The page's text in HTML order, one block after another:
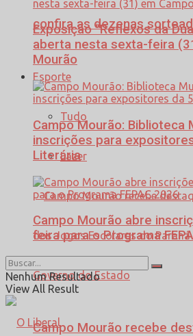
confira as dezenas
Esporte
Tudo
Lazer
Campo Mourão recebe
Exposição “Reflexos da
aberta nesta sexta-feira
Mourão
Campo Mourão: Biblioteca
inscrições para
Literária
Campo Mourão abre
feira para o Programa
Nenhum Resultado
View All Result